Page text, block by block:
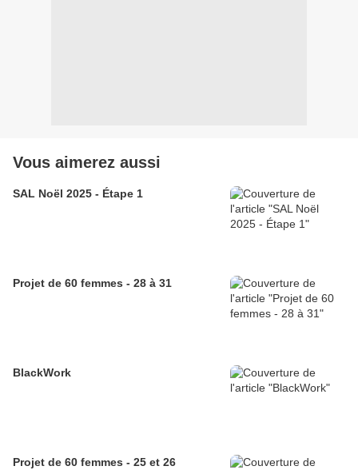
Vous aimerez aussi
SAL Noël 2025 - Étape 1
Projet de 60 femmes - 28 à 31
BlackWork
Projet de 60 femmes - 25 et 26